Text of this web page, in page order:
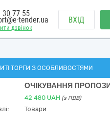
дзвінок
30 77 55
tender.ua ВХІД
ТОРГИ З ОСОБЛИВОСТЯМИ
ОЧІКУВАННЯ
42 480 UAH (з ПДВ)
Товари